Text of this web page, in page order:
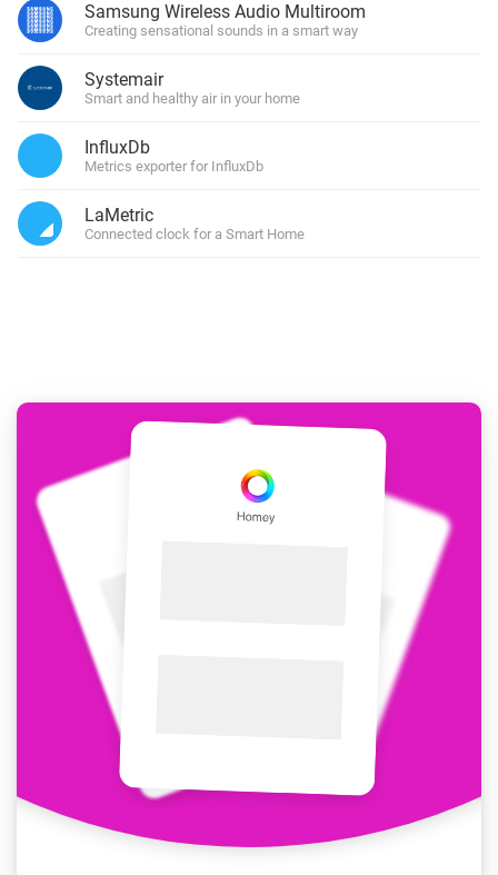
Samsung Wireless Audio Multiroom
Creating sensational sounds in a smart way
Systemair
Smart and healthy air in your home
InfluxDb
Metrics exporter for InfluxDb
LaMetric
Connected clock for a Smart Home